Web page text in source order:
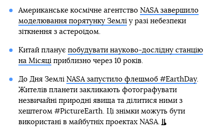
Американське космічне агентство NASA завершило
моделювання порятунку Земліу разі небезпеки
зіткнення з астероїдом.
Китай планує побудувати науково-дослідну станцію
на Місяціприблизно через 10 років.
До Дня Землі NASA запустило флешмоб #EarthDay.
Жителів планети закликають фотографувати
незвичайні природні явища та ділитися ними з
хештегом #PictureEarth. Ці знімки можуть бути
використані в майбутніх проектах NASA.